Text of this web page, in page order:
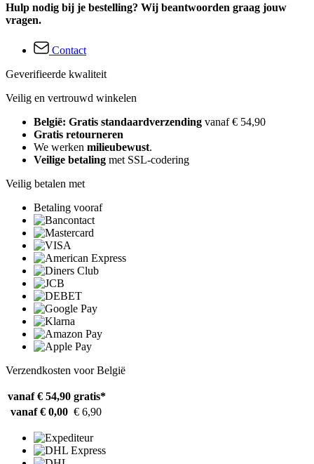
Hulp nodig bij je bestelling? Wij beantwoorden graag jouw
vragen.
Contact
Geverifieerde kwaliteit
Veilig en vertrouwd winkelen
België: Gratis standaardverzending vanaf € 54,90
Gratis retourneren
We werken milieubewust.
Veilige betaling met SSL-codering
Veilig betalen met
Betaling vooraf
Verzendkosten voor België
vanaf € 54,90 gratis*
vanaf € 0,00 € 6,90